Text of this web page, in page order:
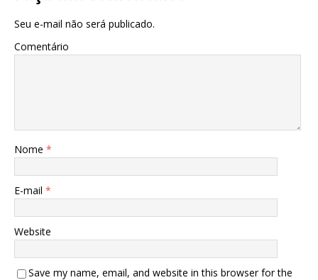
Seu e-mail não será publicado.
Comentário
Nome *
E-mail *
Website
Save my name, email, and website in this browser for the